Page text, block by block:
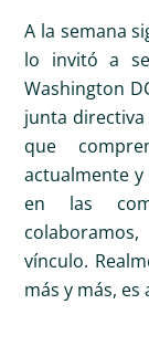
A la semana
lo invitó a
Washington
junta
que
actualmente
en las
vínculo.
más y más,